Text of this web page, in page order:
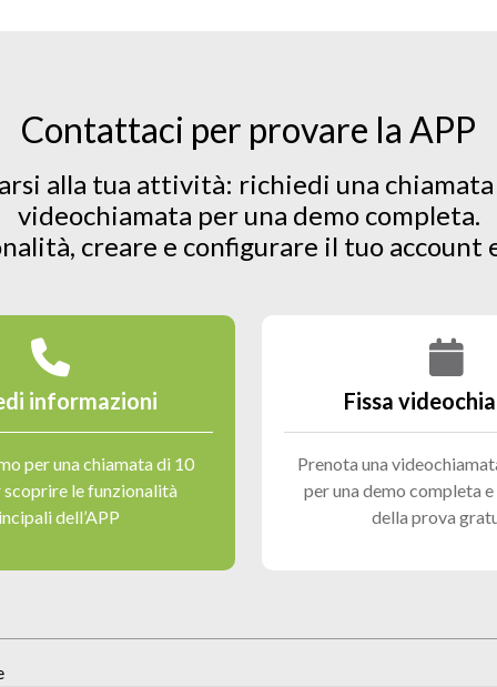
Contattaci per provare la APP
alla tua attività: richiedi una
videochiamata per una demo completa.
creare e configurare il tuo account
informazioni
per una chiamata di 10
scoprire le funzionalità
dell’APP
Fissa
Prenota una
per una demo completa
della prova